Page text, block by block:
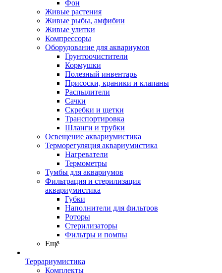
Фон
Живые растения
Живые рыбы, амфибии
Живые улитки
Компрессоры
Оборудование для аквариумов
Грунтоочистители
Кормушки
Полезный инвентарь
Присоски, краники и клапаны
Распылители
Сачки
Скребки и щетки
Транспортировка
Шланги и трубки
Освещение аквариумистика
Терморегуляция аквариумистика
Нагреватели
Термометры
Тумбы для аквариумов
Фильтрация и стерилизация
аквариумистика
Губки
Наполнители для фильтров
Роторы
Стерилизаторы
Фильтры и помпы
Ещё
Террариумистика
Комплекты